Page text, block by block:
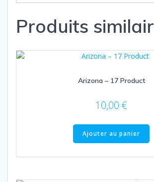
Produits
Arizona – 17 Product
10,00 €
Ajouter au panier